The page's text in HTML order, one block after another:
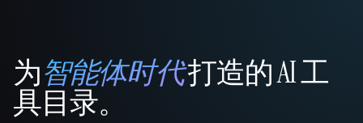
That AI Collection
为智能体时代打造的 AI 工
具目录。